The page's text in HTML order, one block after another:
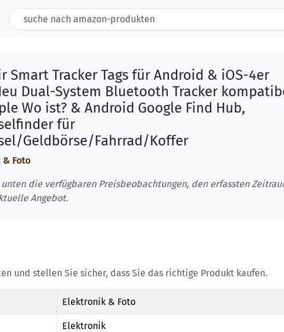
Smart Tracker Tags für Android & iOS-4er
Dual-System Bluetooth Tracker
Wo ist? & Android Google Find Hub,
für
Geldbörse/Fahrrad/Koffer
Foto
unten die verfügbaren Preisbeobachtungen, den erfassten
Angebot.
und stellen Sie sicher, dass Sie das richtige Produkt kaufen.
Elektronik & Foto
Elektronik